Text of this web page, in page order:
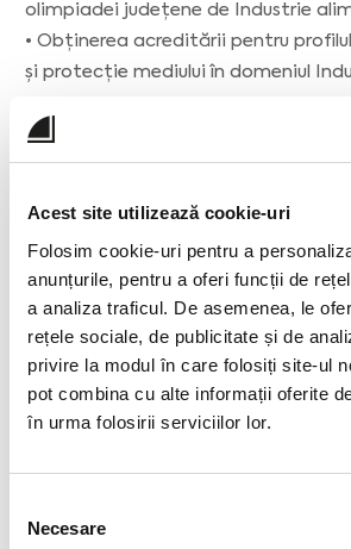
Acest site utilizează cookie-uri
Folosim cookie-uri pentru a
anunțurile, pentru a oferi funcții de
a analiza traficul. De asemenea, le
rețele sociale, de publicitate și de
privire la modul în care folosiți site-ul
pot combina cu alte informații oferite
în urma folosirii serviciilor lor.
consimțământului
Necesare
olimpiadei județene de Industrie
• Obținerea acreditării pentru profilul
și protecție mediului în domeniul
Profesor de limba și literatura
• Responsabil cu activitatea
• Membru în Consiliul de
diriginte.